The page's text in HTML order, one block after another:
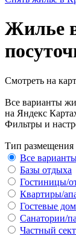
Жилье
Смотреть на
Все варианты
на Яндекс
Фильтры и
Тип размещения
Все
Базы отдыха
Гостиницы/
Квартиры/
Гостевые
Санатории/
Частный